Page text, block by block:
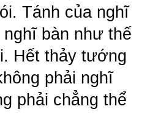
Tánh của nghĩ
nghĩ bàn như thế
Hết thảy tướng
phải nghĩ
phải chẳng thể